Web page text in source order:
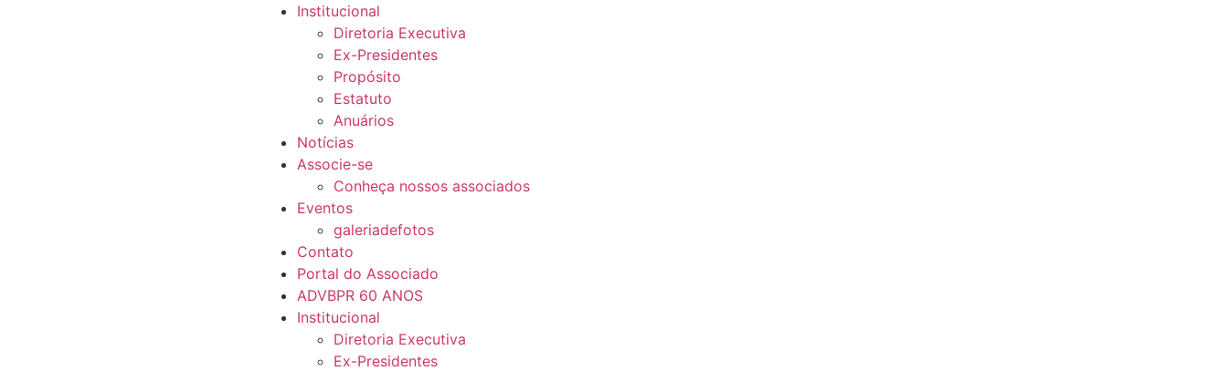
Institucional
Diretoria Executiva
Ex-Presidentes
Propósito
Estatuto
Anuários
Notícias
Associe-se
Conheça nossos associados
Eventos
galeriadefotos
Contato
Portal do Associado
ADVBPR 60 ANOS
Institucional
Diretoria Executiva
Ex-Presidentes